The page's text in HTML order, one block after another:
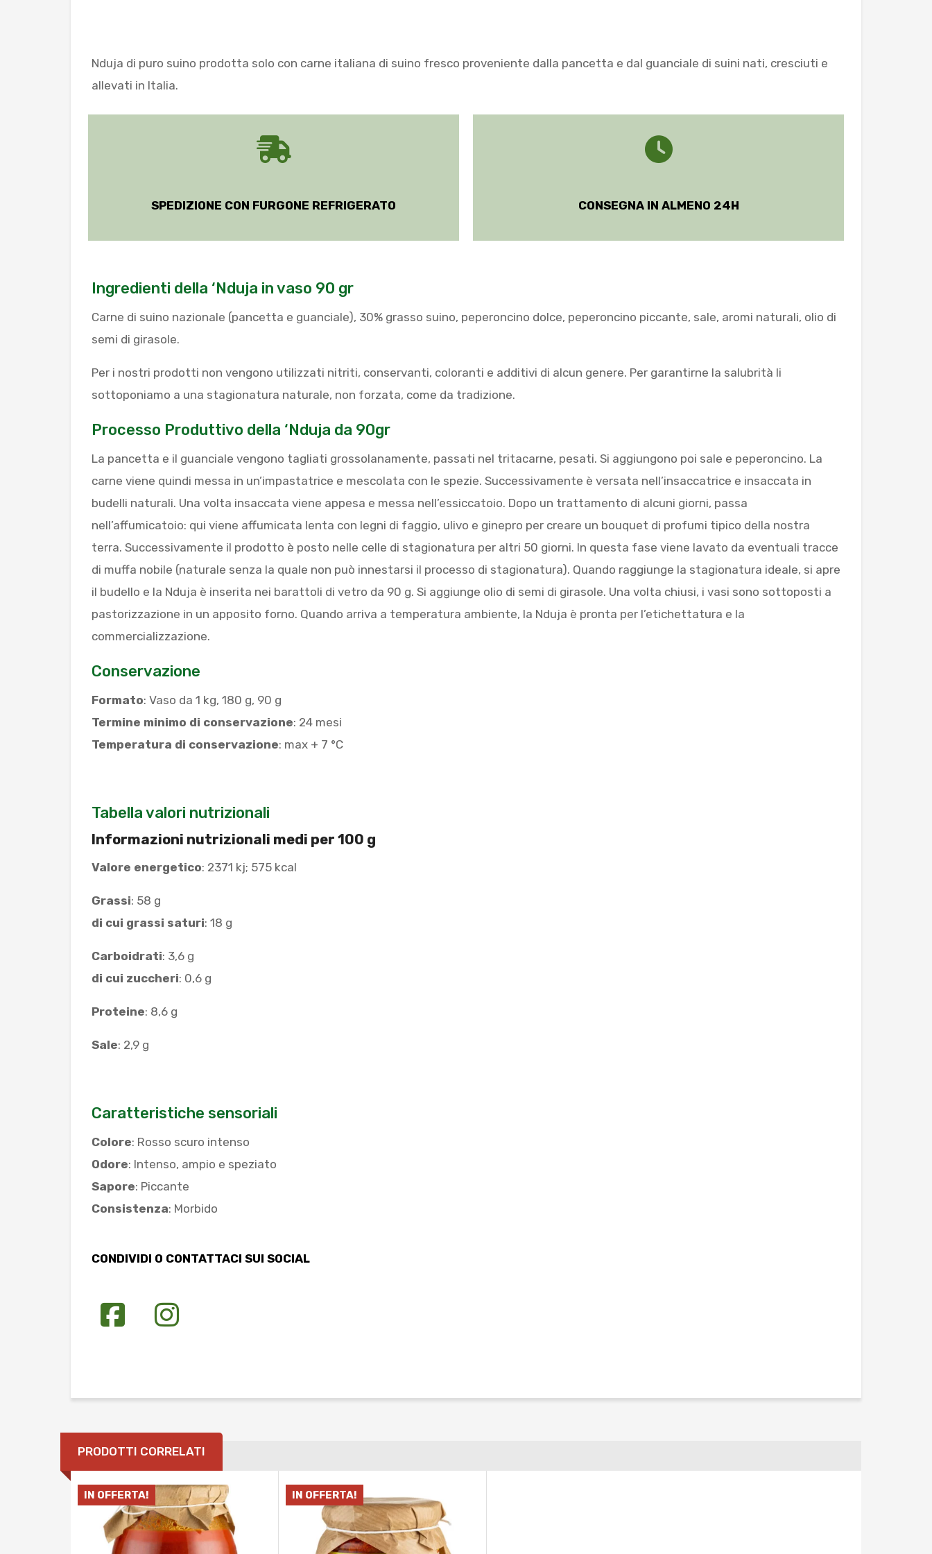
Nduja di puro suino prodotta solo con carne italiana di suino fresco proveniente dalla pancetta e dal guanciale di suini nati, cresciuti e
allevati in Italia.
SPEDIZIONE CON FURGONE REFRIGERATO CONSEGNA IN ALMENO 24H
Ingredienti della ‘Nduja in vaso 90 gr
Carne di suino nazionale (pancetta e guanciale), 30% grasso suino, peperoncino dolce, peperoncino piccante, sale, aromi naturali, olio di
semi di girasole.
Per i nostri prodotti non vengono utilizzati nitriti, conservanti, coloranti e additivi di alcun genere. Per garantirne la salubrità li
sottoponiamo a una stagionatura naturale, non forzata, come da tradizione.
Processo Produttivo della ‘Nduja da 90gr
La pancetta e il guanciale vengono tagliati grossolanamente, passati nel tritacarne, pesati. Si aggiungono poi sale e peperoncino. La
carne viene quindi messa in un’impastatrice e mescolata con le spezie. Successivamente è versata nell’insaccatrice e insaccata in
budelli naturali. Una volta insaccata viene appesa e messa nell’essiccatoio. Dopo un trattamento di alcuni giorni, passa
nell’affumicatoio: qui viene affumicata lenta con legni di faggio, ulivo e ginepro per creare un bouquet di profumi tipico della nostra
terra. Successivamente il prodotto è posto nelle celle di stagionatura per altri 50 giorni. In questa fase viene lavato da eventuali tracce
di muffa nobile (naturale senza la quale non può innestarsi il processo di stagionatura). Quando raggiunge la stagionatura ideale, si apre
il budello e la Nduja è inserita nei barattoli di vetro da 90 g. Si aggiunge olio di semi di girasole. Una volta chiusi, i vasi sono sottoposti a
pastorizzazione in un apposito forno. Quando arriva a temperatura ambiente, la Nduja è pronta per l’etichettatura e la
commercializzazione.
Conservazione
Formato: Vaso da 1 kg, 180 g, 90 g
Termine minimo di conservazione: 24 mesi
Temperatura di conservazione: max + 7 °C
Tabella valori nutrizionali
Informazioni nutrizionali medi per 100 g
Valore energetico: 2371 kj; 575 kcal
Grassi: 58 g
di cui grassi saturi: 18 g
Carboidrati: 3,6 g
di cui zuccheri: 0,6 g
Proteine: 8,6 g
Sale: 2,9 g
Caratteristiche sensoriali
Colore: Rosso scuro intenso
Odore: Intenso, ampio e speziato
Sapore: Piccante
Consistenza: Morbido
CONDIVIDI O CONTATTACI SUI SOCIAL
PRODOTTI CORRELATI
IN OFFERTA! IN OFFERTA!